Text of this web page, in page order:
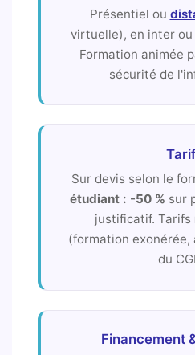
Présentiel ou
virtuelle), en inter
Formation animée
sécurité de
Tarif
Sur devis selon le
étudiant : -50 % sur
justificatif. Tarifs
(formation
du
Financement